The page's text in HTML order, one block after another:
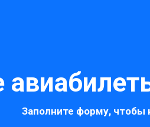
Заполните форму, чтобы